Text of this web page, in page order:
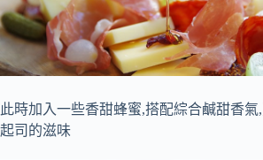
此時加入一些香甜蜂蜜,搭配綜合鹹甜香
起司的滋味